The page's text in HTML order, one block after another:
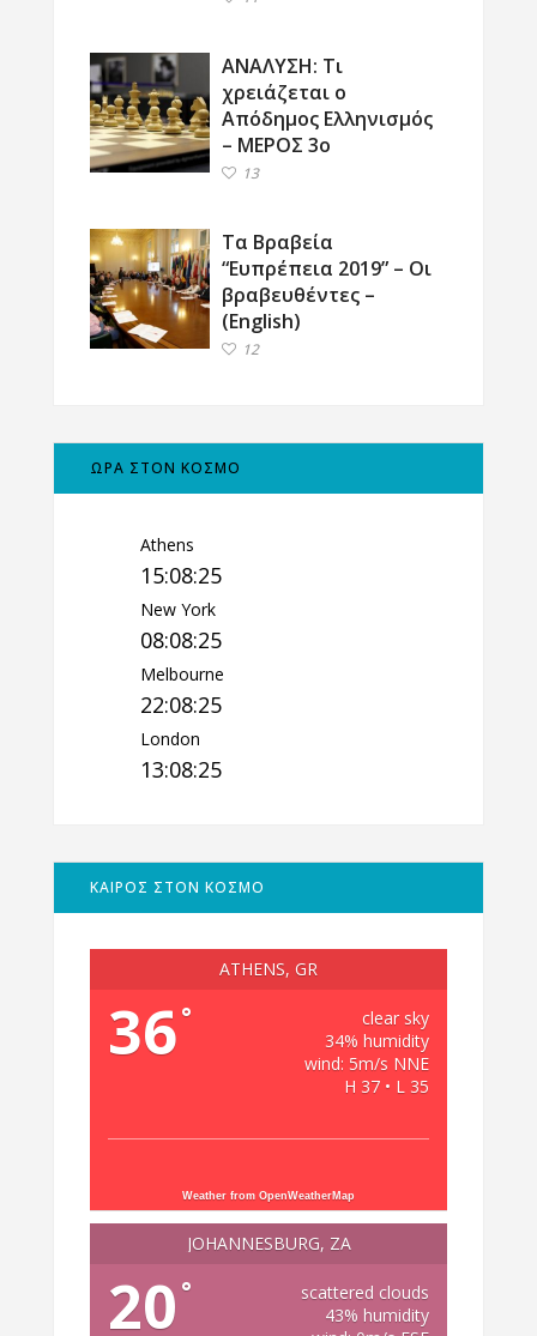
ΑΝΑΛΥΣΗ: Τι
χρειάζεται ο
Απόδημος Ελληνισμός
– ΜΕΡΟΣ 3ο
13
Τα Βραβεία
“Ευπρέπεια 2019” – Οι
βραβευθέντες –
(English)
12
ΩΡΑ ΣΤΟΝ ΚΟΣΜΟ
Athens
15:08:27
New York
08:08:27
Melbourne
22:08:27
London
13:08:27
ΚΑΙΡΟΣ ΣΤΟΝ ΚΟΣΜΟ
ATHENS, GR
36°
clear sky
34% humidity
wind: 5m/s NNE
H 37 • L 35
Weather from OpenWeatherMap
JOHANNESBURG, ZA
20 °
scattered clouds
43% humidity